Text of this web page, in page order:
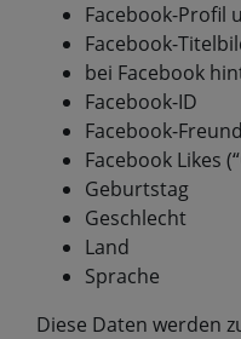
Facebook-Profil
Facebook-
bei Facebook
Facebook-ID
Facebook-
Facebook Likes
Geburtstag
Geschlecht
Land
Sprache
Diese Daten werden